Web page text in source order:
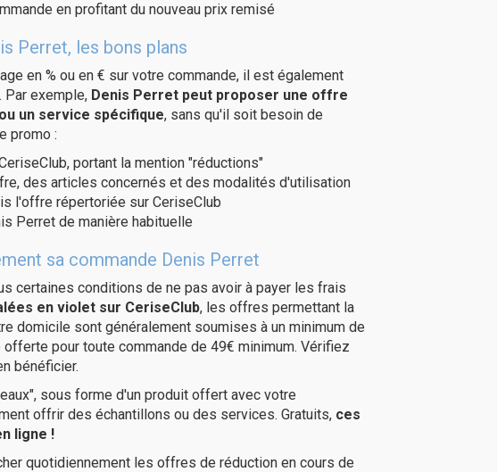
en profitant du nouveau prix remisé
Perret, les bons plans
en % ou en € sur votre commande, il est également
. Par exemple, Denis Perret peut proposer une offre
un service spécifique, sans qu'il soit besoin de
promo :
portant la mention "réductions"
des articles concernés et des modalités d'utilisation
l'offre répertoriée sur CeriseClub
Perret de manière habituelle
sa commande Denis Perret
certaines conditions de ne pas avoir à payer les frais
en violet sur CeriseClub, les offres permettant la
domicile sont généralement soumises à un minimum de
pour toute commande de 49€ minimum. Vérifiez
bénéficier.
sous forme d'un produit offert avec votre
offrir des échantillons ou des services. Gratuits, ces
ligne !
quotidiennement les offres de réduction en cours de